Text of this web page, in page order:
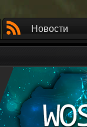
Новости